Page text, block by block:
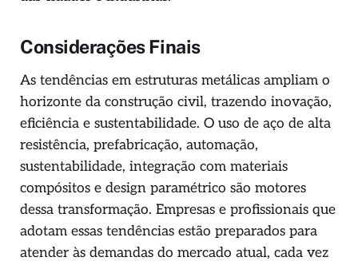
Considerações Finais
As tendências em estruturas metálicas ampliam o
horizonte da construção civil, trazendo inovação,
eficiência e sustentabilidade. O uso de aço de alta
resistência, prefabricação, automação,
sustentabilidade, integração com materiais
compósitos e design paramétrico são motores
dessa transformação. Empresas e profissionais que
adotam essas tendências estão preparados para
atender às demandas do mercado atual, cada vez